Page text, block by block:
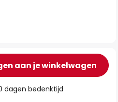
aan je winkelwagen
dagen bedenktijd